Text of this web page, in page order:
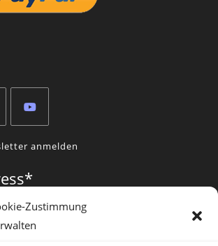
Zustimmung
in
new
tab
anmelden
*